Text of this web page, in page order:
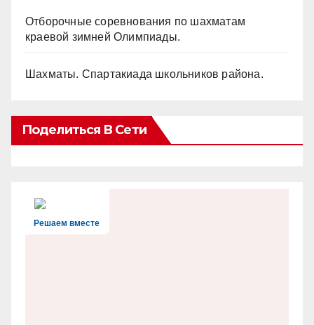
Отборочные соревнования по шахматам
краевой зимней Олимпиады.
Шахматы. Спартакиада школьников района.
Поделиться В Сети
Решаем вместе